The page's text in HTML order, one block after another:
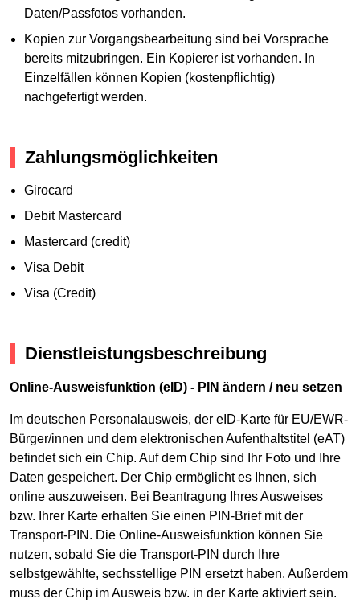
Daten/Passfotos vorhanden.
Kopien zur Vorgangsbearbeitung sind bei Vorsprache
bereits mitzubringen. Ein Kopierer ist vorhanden. In
Einzelfällen können Kopien (kostenpflichtig)
nachgefertigt werden.
Zahlungsmöglichkeiten
Girocard
Debit Mastercard
Mastercard (credit)
Visa Debit
Visa (Credit)
Dienstleistungsbeschreibung
Online-Ausweisfunktion (eID) - PIN ändern / neu setzen
Im deutschen Personalausweis, der eID-Karte für EU/EWR-
Bürger/innen und dem elektronischen Aufenthaltstitel (eAT)
befindet sich ein Chip. Auf dem Chip sind Ihr Foto und Ihre
Daten gespeichert. Der Chip ermöglicht es Ihnen, sich
online auszuweisen. Bei Beantragung Ihres Ausweises
bzw. Ihrer Karte erhalten Sie einen PIN-Brief mit der
Transport-PIN. Die Online-Ausweisfunktion können Sie
nutzen, sobald Sie die Transport-PIN durch Ihre
selbstgewählte, sechsstellige PIN ersetzt haben. Außerdem
muss der Chip im Ausweis bzw. in der Karte aktiviert sein.